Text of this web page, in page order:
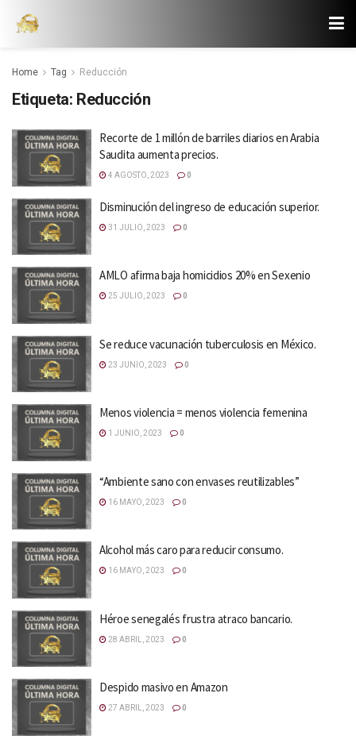
Home Tag Reducción
Etiqueta: Reducción
Recorte de 1 millón de barriles diarios en Arabia
Saudita aumenta precios.
4 AGOSTO, 2023 0
Disminución del ingreso de educación superior.
31 JULIO, 2023 0
AMLO afirma baja homicidios 20% en Sexenio
25 JULIO, 2023 0
Se reduce vacunación tuberculosis en México.
23 JUNIO, 2023 0
Menos violencia = menos violencia femenina
1 JUNIO, 2023 0
“Ambiente sano con envases reutilizables”
16 MAYO, 2023 0
Alcohol más caro para reducir consumo.
16 MAYO, 2023 0
Héroe senegalés frustra atraco bancario.
28 ABRIL, 2023 0
Despido masivo en Amazon
27 ABRIL, 2023 0